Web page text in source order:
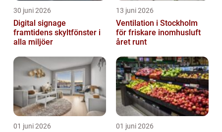
30 juni 2026
Digital signage
framtidens skyltfönster i
alla miljöer
13 juni 2026
Ventilation i Stockholm
för friskare inomhusluft
året runt
01 juni 2026 01 juni 2026